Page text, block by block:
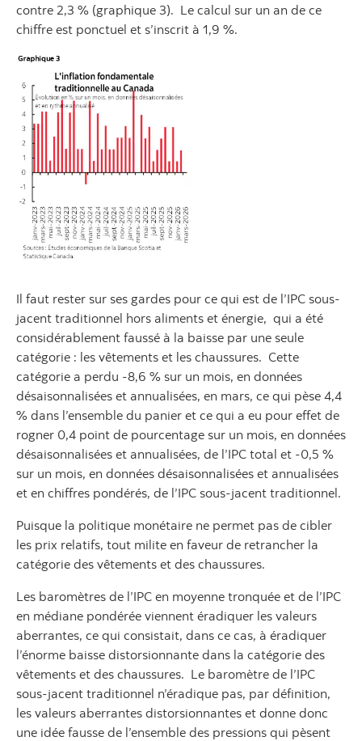
contre 2,3 % (graphique 3). Le calcul sur un an de ce
chiffre est ponctuel et s’inscrit à 1,9 %.
Il faut rester sur ses gardes pour ce qui est de l’IPC sous-
jacent traditionnel hors aliments et énergie, qui a été
considérablement faussé à la baisse par une seule
catégorie : les vêtements et les chaussures. Cette
catégorie a perdu -8,6 % sur un mois, en données
désaisonnalisées et annualisées, en mars, ce qui pèse 4,4
% dans l’ensemble du panier et ce qui a eu pour effet de
rogner 0,4 point de pourcentage sur un mois, en données
désaisonnalisées et annualisées, de l’IPC total et -0,5 %
sur un mois, en données désaisonnalisées et annualisées
et en chiffres pondérés, de l’IPC sous-jacent traditionnel.
Puisque la politique monétaire ne permet pas de cibler
les prix relatifs, tout milite en faveur de retrancher la
catégorie des vêtements et des chaussures.
Les baromètres de l’IPC en moyenne tronquée et de l’IPC
en médiane pondérée viennent éradiquer les valeurs
aberrantes, ce qui consistait, dans ce cas, à éradiquer
l’énorme baisse distorsionnante dans la catégorie des
vêtements et des chaussures. Le baromètre de l’IPC
sous-jacent traditionnel n’éradique pas, par définition,
les valeurs aberrantes distorsionnantes et donne donc
une idée fausse de l’ensemble des pressions qui pèsent